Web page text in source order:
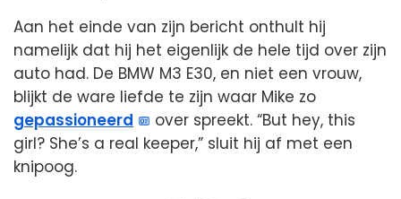
Aan het einde van zijn bericht onthult hij
namelijk dat hij het eigenlijk de hele tijd over zijn
auto had. De BMW M3 E30, en niet een vrouw,
blijkt de ware liefde te zijn waar Mike zo
gepassioneerd
over spreekt. “But hey, this
girl? She’s a real keeper,” sluit hij af met een
knipoog.